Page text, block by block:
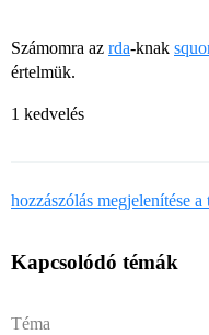
Számomra az rda-knak
értelmük.
1 kedvelés
hozzászólás megjelenítése a
Kapcsolódó témák
Téma